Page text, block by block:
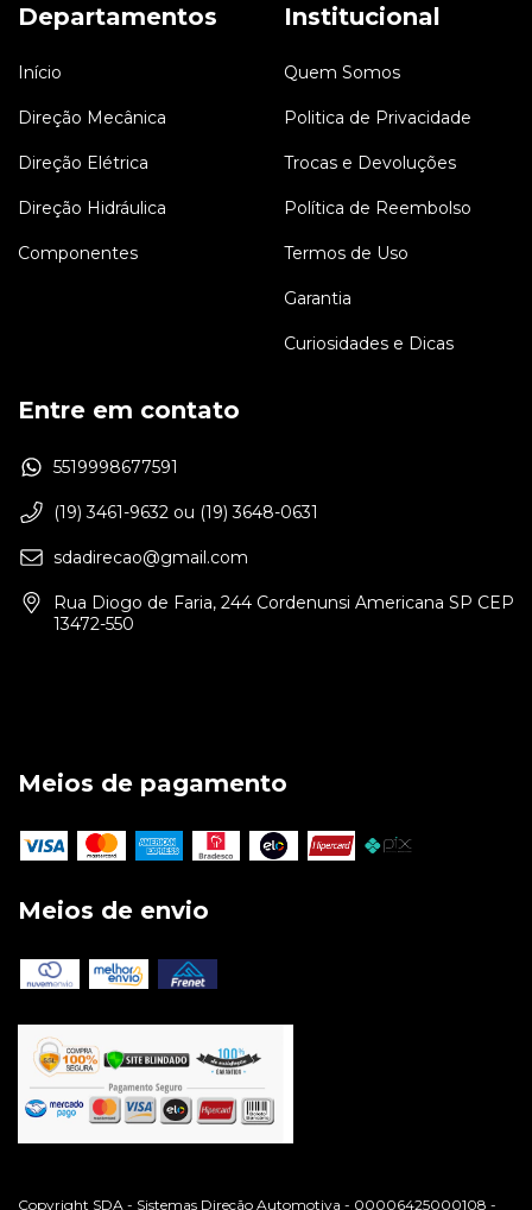
Departamentos
Início
Direção Mecânica
Direção Elétrica
Direção Hidráulica
Componentes
Institucional
Quem Somos
Politica de Privacidade
Trocas e Devoluções
Política de Reembolso
Termos de Uso
Garantia
Curiosidades e Dicas
Entre em contato
5519998677591
(19) 3461-9632 ou (19) 3648-0631
sdadirecao@gmail.com
Rua Diogo de Faria, 244 Cordenunsi Americana SP CEP
13472-550
Meios de pagamento
Meios de envio
Copyright SDA - Sistemas Direção Automotiva - 00006425000108 -